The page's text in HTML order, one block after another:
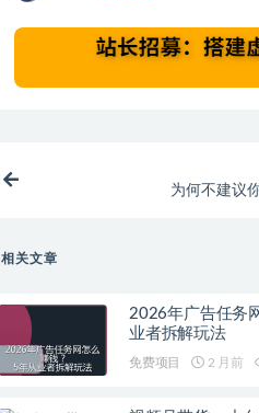
为何不建议
相关文章
2026年广告任务
业者拆解玩法
免费项目 2 月前